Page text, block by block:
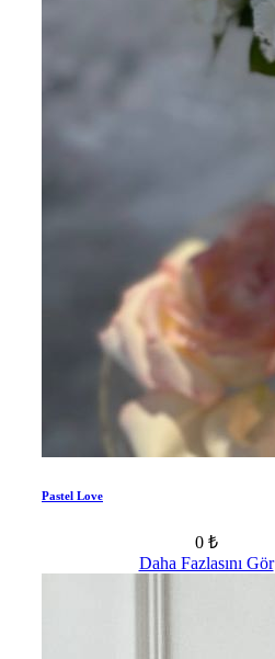
Pastel Love
0 ₺
Daha Fazlasını Gör